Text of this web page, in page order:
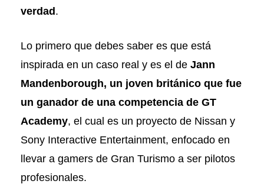
verdad.
Lo primero que debes saber es que está
inspirada en un caso real y es el de Jann
Mandenborough, un joven británico que fue
un ganador de una competencia de GT
Academy, el cual es un proyecto de Nissan y
Sony Interactive Entertainment, enfocado en
llevar a gamers de Gran Turismo a ser pilotos
profesionales.